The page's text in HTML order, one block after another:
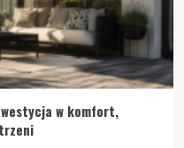
w komfort,